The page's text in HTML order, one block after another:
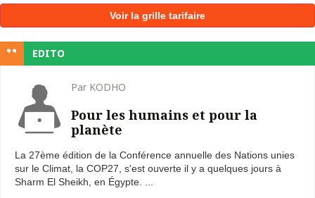
Voir la grille tarifaire
EDITO
Par KODHO
Pour les humains et pour la
planète
La 27ème édition de la Conférence annuelle des Nations unies
sur le Climat, la COP27, s'est ouverte il y a quelques jours à
Sharm El Sheikh, en Égypte. ...